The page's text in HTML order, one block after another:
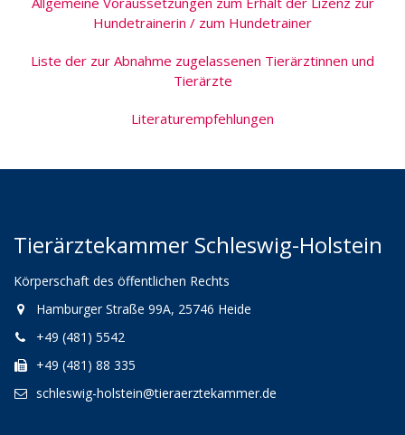
Hundetrainerin / zum Hundetrainer
Liste der zur Abnahme zugelassenen Tierärztinnen und
Tierärzte
Literaturempfehlungen
Tierärztekammer Schleswig-Holstein
Körperschaft des öffentlichen Rechts
Hamburger Straße 99A, 25746 Heide
+49 (481) 5542
+49 (481) 88 335
schleswig-holstein@tieraerztekammer.de